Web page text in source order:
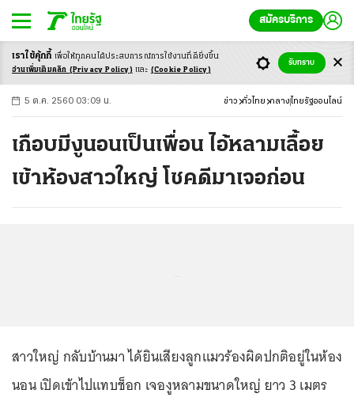
สมัครบริการ
-ก ก ก+
5 ต.ค. 2560 03:09 น. ข่าว ทั่วไทย กลาง ไทยรัฐออนไลน์
เกือบมีงูนอนเป็นเพื่อน ไอ้หลามเลื้อย
เข้าห้องสาวใหญ่ โชคดีมาเจอก่อน
สาวใหญ่ กลับบ้านมา ได้ยินเสียงลูกแมวร้องผิดปกติอยู่ในห้อง
นอน เปิดเข้าไปแทบช็อก เจองูหลามขนาดใหญ่ ยาว 3 เมตร
เราใช้คุ้กกี้ เพื่อให้ทุกคนได้ประสบการณ์การใช้งานที่ดียิ่งขึ้น
อ่านเพิ่มเติมคลิก (Privacy Policy) และ (Cookie Policy)
รับทราบ